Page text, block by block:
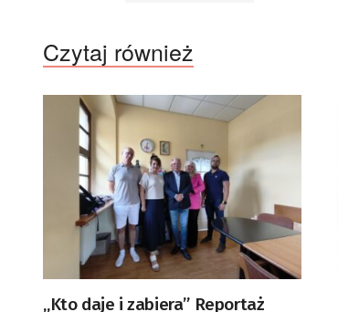
Czytaj również
„Kto daje i zabiera” Reportaż